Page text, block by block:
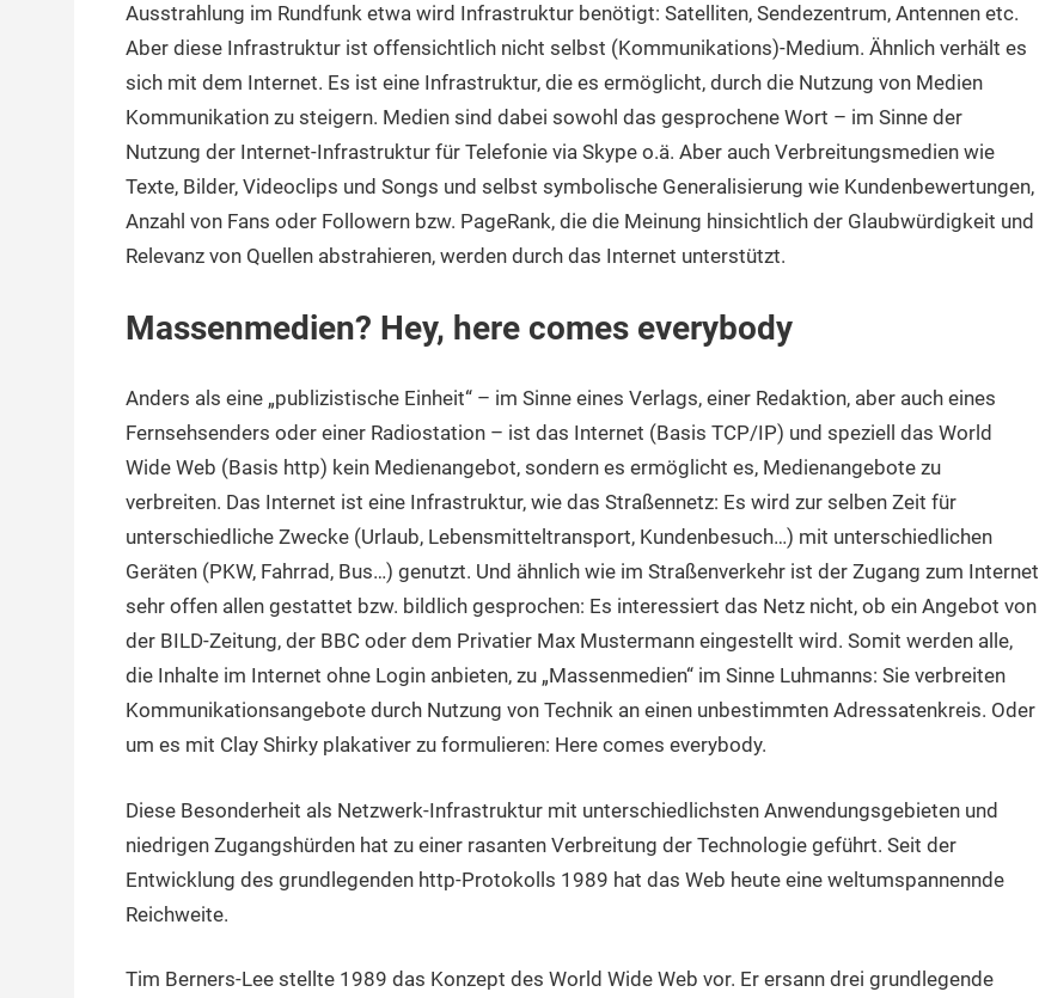
Ausstrahlung im Rundfunk etwa wird Infrastruktur benötigt: Satelliten, Sendezentrum, Antennen etc.
Aber diese Infrastruktur ist offensichtlich nicht selbst (Kommunikations)-Medium. Ähnlich verhält es
sich mit dem Internet. Es ist eine Infrastruktur, die es ermöglicht, durch die Nutzung von Medien
Kommunikation zu steigern. Medien sind dabei sowohl das gesprochene Wort – im Sinne der
Nutzung der Internet-Infrastruktur für Telefonie via Skype o.ä. Aber auch Verbreitungsmedien wie
Texte, Bilder, Videoclips und Songs und selbst symbolische Generalisierung wie Kundenbewertungen,
Anzahl von Fans oder Followern bzw. PageRank, die die Meinung hinsichtlich der Glaubwürdigkeit und
Relevanz von Quellen abstrahieren, werden durch das Internet unterstützt.
Massenmedien? Hey, here comes everybody
Anders als eine „publizistische Einheit“ – im Sinne eines Verlags, einer Redaktion, aber auch eines
Fernsehsenders oder einer Radiostation – ist das Internet (Basis TCP/IP) und speziell das World
Wide Web (Basis http) kein Medienangebot, sondern es ermöglicht es, Medienangebote zu
verbreiten. Das Internet ist eine Infrastruktur, wie das Straßennetz: Es wird zur selben Zeit für
unterschiedliche Zwecke (Urlaub, Lebensmitteltransport, Kundenbesuch…) mit unterschiedlichen
Geräten (PKW, Fahrrad, Bus…) genutzt. Und ähnlich wie im Straßenverkehr ist der Zugang zum Internet
sehr offen allen gestattet bzw. bildlich gesprochen: Es interessiert das Netz nicht, ob ein Angebot von
der BILD-Zeitung, der BBC oder dem Privatier Max Mustermann eingestellt wird. Somit werden alle,
die Inhalte im Internet ohne Login anbieten, zu „Massenmedien“ im Sinne Luhmanns: Sie verbreiten
Kommunikationsangebote durch Nutzung von Technik an einen unbestimmten Adressatenkreis. Oder
um es mit Clay Shirky plakativer zu formulieren: Here comes everybody.
Diese Besonderheit als Netzwerk-Infrastruktur mit unterschiedlichsten Anwendungsgebieten und
niedrigen Zugangshürden hat zu einer rasanten Verbreitung der Technologie geführt. Seit der
Entwicklung des grundlegenden http-Protokolls 1989 hat das Web heute eine weltumspannennde
Reichweite.
Tim Berners-Lee stellte 1989 das Konzept des World Wide Web vor. Er ersann drei grundlegende